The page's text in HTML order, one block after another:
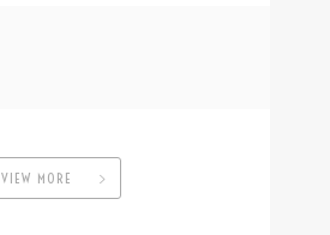
VIEW MORE